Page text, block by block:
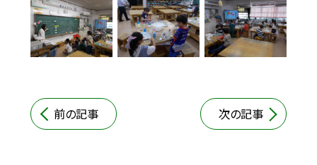
前の記事 次の記事